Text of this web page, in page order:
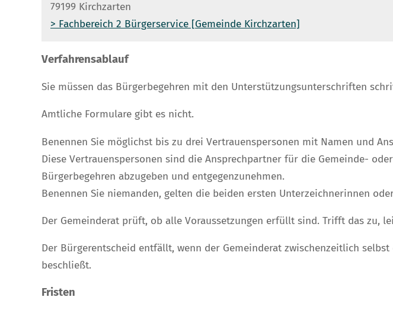
79199 Kirchzarten
> Fachbereich 2 Bürgerservice [Gemeinde Kirchzarten]
Verfahrensablauf
Sie müssen das Bürgerbegehren mit den Unterstützungsunterschriften
Amtliche Formulare gibt es nicht.
Benennen Sie möglichst bis zu drei Vertrauenspersonen mit Namen und
Diese Vertrauenspersonen sind die Ansprechpartner für die Gemeinde-
Bürgerbegehren abzugeben und entgegenzunehmen.
Benennen Sie niemanden, gelten die beiden ersten Unterzeichnerinnen
Der Gemeinderat prüft, ob alle Voraussetzungen erfüllt sind. Trifft das zu,
Der Bürgerentscheid entfällt, wenn der Gemeinderat zwischenzeitlich
beschließt.
Fristen